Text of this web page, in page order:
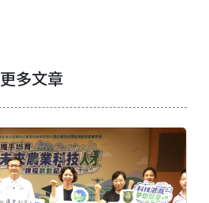
更多文章